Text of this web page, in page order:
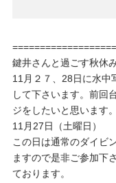
鍵井さんと過ごす秋休
11月２７、28日に水中
して下さいます。前回
ジをしたいと思います。
11月27日（土曜日）
この日は通常のダイビ
ますので是非ご参加下
ております。